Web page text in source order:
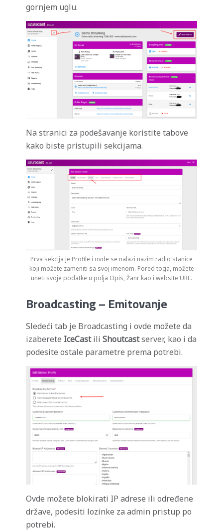
gornjem uglu.
Na stranici za podešavanje koristite tabove
kako biste pristupili sekcijama.
Prva sekcija je Profile i ovde se nalazi nazim radio stanice
koji možete zameniti sa svoj imenom. Pored toga, možete
uneti svoje podatke u polja Opis, Žanr kao i website URL.
Broadcasting – Emitovanje
Sledeći tab je Broadcasting i ovde možete da
izaberete IceCastili Shoutcastserver, kao i da
podesite ostale parametre prema potrebi.
Ovde možete blokirati IP adrese ili određene
države, podesiti lozinke za admin pristup po
potrebi.